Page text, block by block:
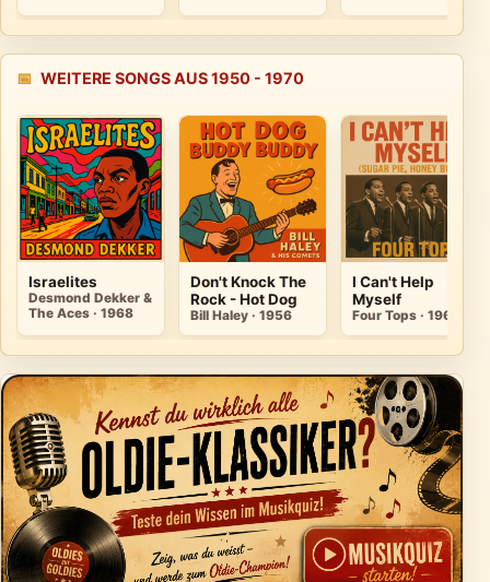
📅 WEITERE SONGS AUS 1950 - 1970
Israelites
Desmond Dekker &
The Aces · 1968
Don't Knock The
Rock - Hot Dog
Bill Haley · 1956
I Can't Help
Myself
Four Tops · 1965